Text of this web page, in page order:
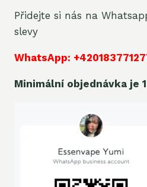
Přidejte si nás na
slevy
WhatsApp:
Minimální objednávka je